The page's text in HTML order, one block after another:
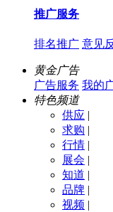
推广服务
排名推广 意见
黄金广告
广告服务 我的
特色频道
供应 |
求购 |
行情 |
展会 |
知道 |
品牌 |
视频 |